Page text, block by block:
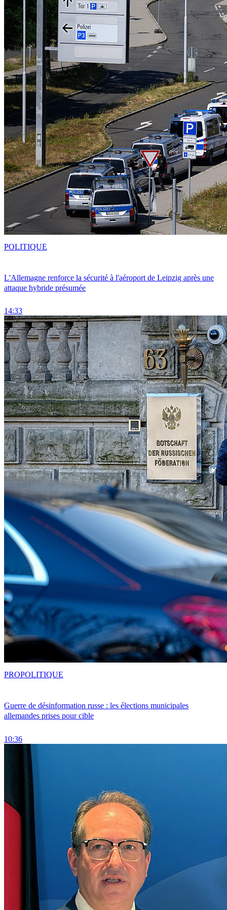
L'Allemagne renforce la sécurité à l'aéroport de Leipzig après une
attaque hybride présumée
14:33
POLITIQUE
Guerre de désinformation russe : les élections municipales
allemandes prises pour cible
10:36
PROPOLITIQUE